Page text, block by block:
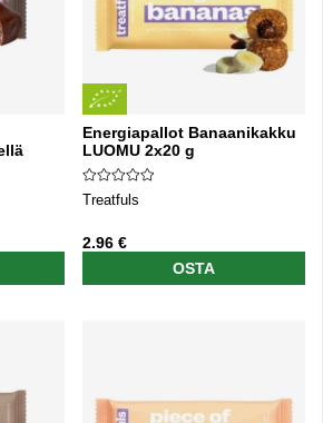
Energiapallot Banaanikakku
LUOMU 2x20 g
Treatfuls
2.96 €
OSTA